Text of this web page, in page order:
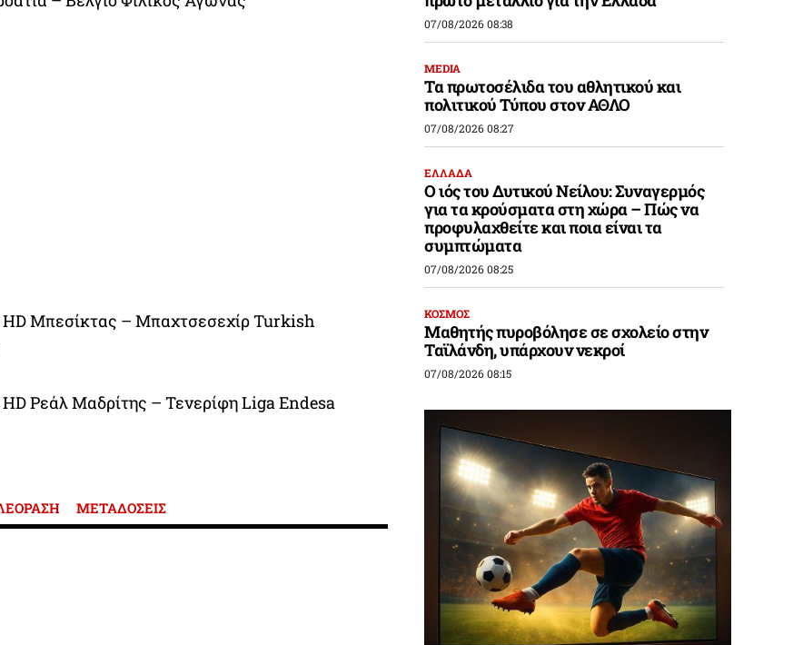
HD Μπεσίκτας – Μπαχτσεσεχίρ Turkish
HD Ρεάλ Μαδρίτης – Τενερίφη Liga Endesa
ΜΕΤΑΔΟΣΕΙΣ
07/08/2026 08:38
MEDIA
Τα πρωτοσέλιδα του αθλητικού και
πολιτικού Τύπου στον ΑΘΛΟ
07/08/2026 08:27
ΕΛΛΑΔΑ
Ο ιός του Δυτικού Νείλου: Συναγερμός
για τα κρούσματα στη χώρα – Πώς να
προφυλαχθείτε και ποια είναι τα
συμπτώματα
07/08/2026 08:25
ΚΟΣΜΟΣ
Μαθητής πυροβόλησε σε σχολείο στην
Ταϊλάνδη, υπάρχουν νεκροί
07/08/2026 08:15